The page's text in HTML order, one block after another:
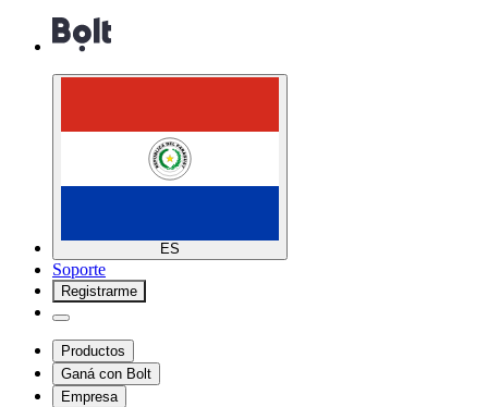
ES
Soporte
Registrarme
Productos
Ganá con Bolt
Empresa